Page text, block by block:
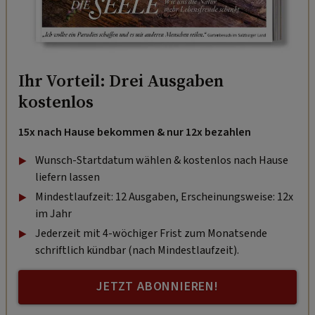
Ihr Vorteil: Drei Ausgaben
kostenlos
15x nach Hause bekommen & nur 12x bezahlen
Wunsch-Startdatum wählen & kostenlos nach Hause
liefern lassen
Mindestlaufzeit: 12 Ausgaben, Erscheinungsweise: 12x
im Jahr
Jederzeit mit 4-wöchiger Frist zum Monatsende
schriftlich kündbar (nach Mindestlaufzeit).
JETZT ABONNIEREN!